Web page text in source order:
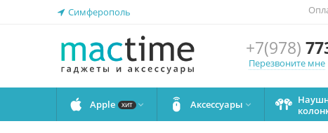
Симферополь
+7(978)
Перезвоните мне
Apple ХИТ  Аксессуары 